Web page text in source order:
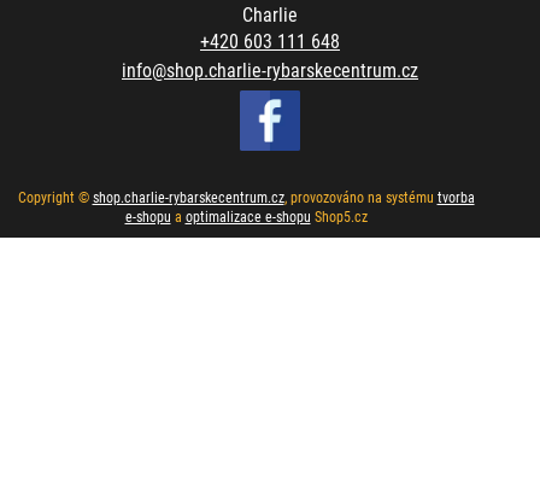
Charlie
+420 603 111 648
info@shop.charlie-rybarskecentrum.cz
Copyright ©shop.charlie-rybarskecentrum.cz,provozováno na systému tvorba
e-shopu a optimalizace e-shopu Shop5.cz